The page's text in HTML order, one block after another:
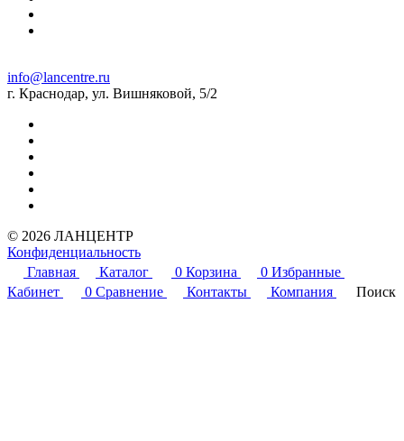
info@lancentre.ru
г. Краснодар, ул. Вишняковой, 5/2
© 2026 ЛАНЦЕНТР
Конфиденциальность
Главная
Каталог 0 Корзина 0 Избранные
Кабинет
0 Сравнение Контакты Компания Поиск